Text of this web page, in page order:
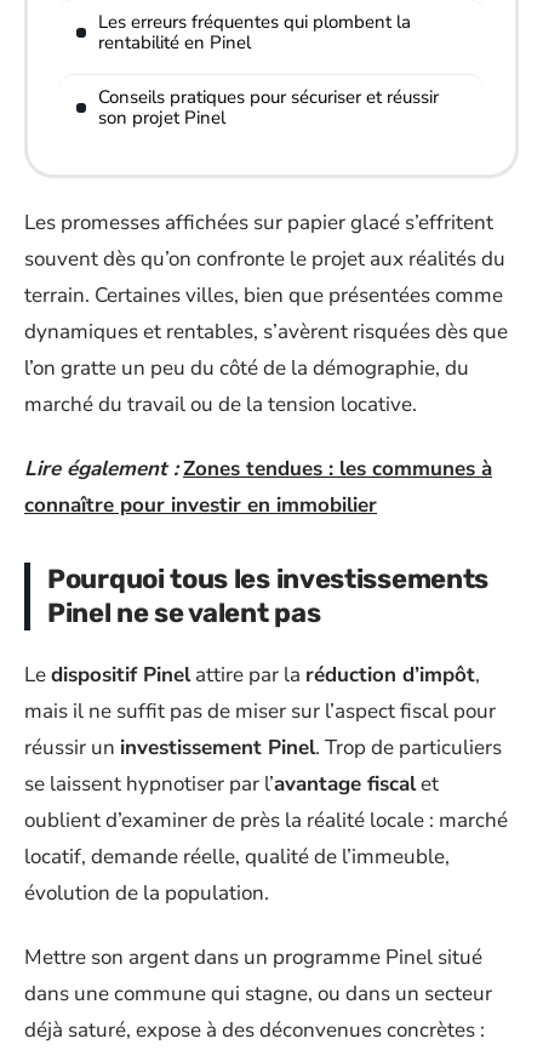
Les erreurs fréquentes qui plombent la
rentabilité en Pinel
Conseils pratiques pour sécuriser et réussir
son projet Pinel
Les promesses affichées sur papier glacé s’effritent
souvent dès qu’on confronte le projet aux réalités du
terrain. Certaines villes, bien que présentées comme
dynamiques et rentables, s’avèrent risquées dès que
l’on gratte un peu du côté de la démographie, du
marché du travail ou de la tension locative.
Lire également :Zones tendues : les communes à
connaître pour investir en immobilier
Pourquoi tous les investissements
Pinel ne se valent pas
Ledispositif Pinelattire par la réduction d’impôt,
mais il ne suffit pas de miser sur l’aspect fiscal pour
réussir un investissement Pinel. Trop de particuliers
se laissent hypnotiser par l’avantage fiscalet
oublient d’examiner de près la réalité locale : marché
locatif, demande réelle, qualité de l’immeuble,
évolution de la population.
Mettre son argent dans un programme Pinel situé
dans une commune qui stagne, ou dans un secteur
déjà saturé, expose à des déconvenues concrètes :